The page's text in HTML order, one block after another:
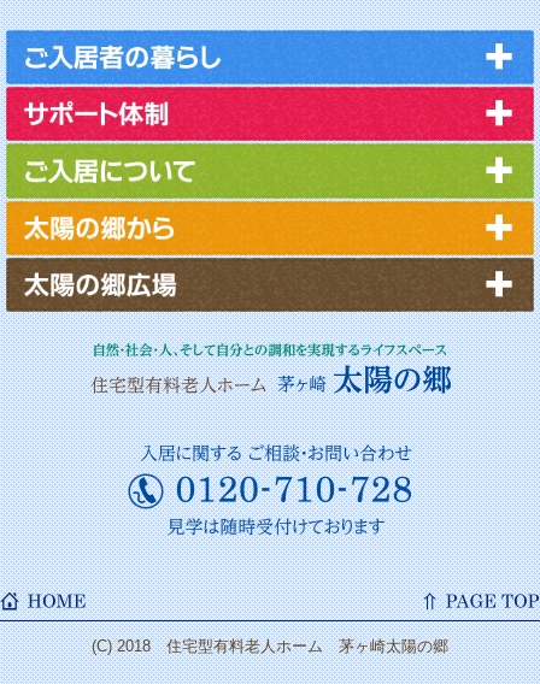
2025年3月
2023年11月
2023年10月
2023年4月
2022年10月
2022年1月
2021年8月
2021年4月
2020年12月
2020年10月
2020年4月
2020年1月
2019年10月
2019年7月
2019年4月
2019年1月
2018年11月
2018年10月
(C) 2018 住宅型有料老人ホーム 茅ヶ崎太陽の郷